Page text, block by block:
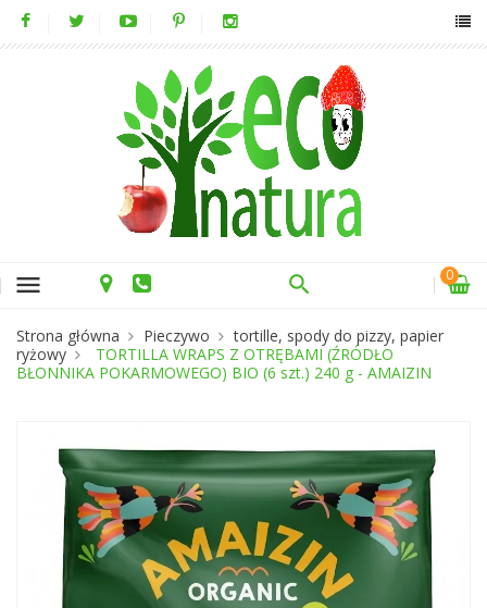
menu 0
Strona główna Pieczywo
tortille, spody do pizzy, papier
ryżowy
TORTILLA WRAPS Z OTRĘBAMI (ŹRÓDŁO
BŁONNIKA POKARMOWEGO) BIO (6 szt.) 240 g - AMAIZIN